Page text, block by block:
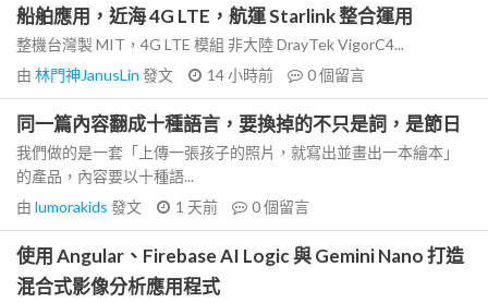
船舶應用，近海 4G LTE，航運 Starlink 整合運用
整機台灣製 MIT，4G LTE 模組 非大陸 DrayTek VigorC4...
由 林門神JanusLin 發文 14 小時前 0個留言
同一篇內容翻成十種語言，要換掉的不只是詞，是節日
我們做的是一套「上傳一張孩子的照片，就寫出並畫出一本繪本」
的產品，內容要以十種語...
由 lumorakids 發文 1 天前 0個留言
使用 Angular、Firebase AI Logic 與 Gemini Nano 打造
混合式影像分析應用程式